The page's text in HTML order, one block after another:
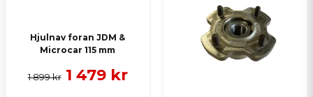
Hjulnav foran JDM &
Microcar 115 mm
1 899 kr 1 479 kr